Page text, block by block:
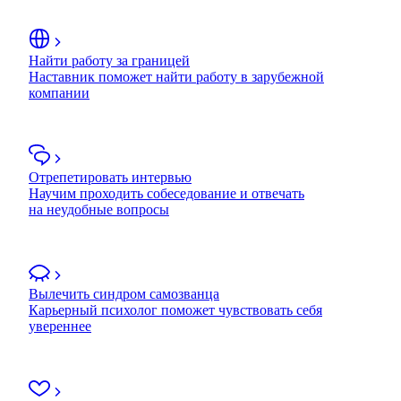
Найти работу за границей
Наставник поможет найти работу в зарубежной
компании
Отрепетировать интервью
Научим проходить собеседование и отвечать
на неудобные вопросы
Вылечить синдром самозванца
Карьерный психолог поможет чувствовать себя
увереннее